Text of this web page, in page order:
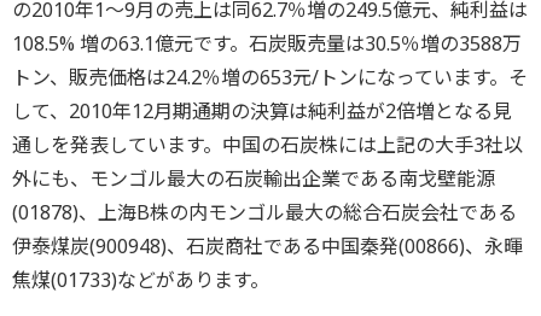
の2010年1～9月の売上は同62.7％増の249.5億元、純利益は
108.5% 増の63.1億元です。石炭販売量は30.5％増の3588万
トン、販売価格は24.2％増の653元/トンになっています。そ
して、2010年12月期通期の決算は純利益が2倍増となる見
通しを発表しています。中国の石炭株には上記の大手3社以
外にも、モンゴル最大の石炭輸出企業である南戈壁能源
(01878)、上海B株の内モンゴル最大の総合石炭会社である
伊泰煤炭(900948)、石炭商社である中国秦発(00866)、永暉
焦煤(01733)などがあります。